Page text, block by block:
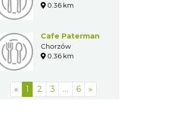
0.36 km
Cafe Paterman
Chorzów
0.36 km
« 1 2 3 … 6 »